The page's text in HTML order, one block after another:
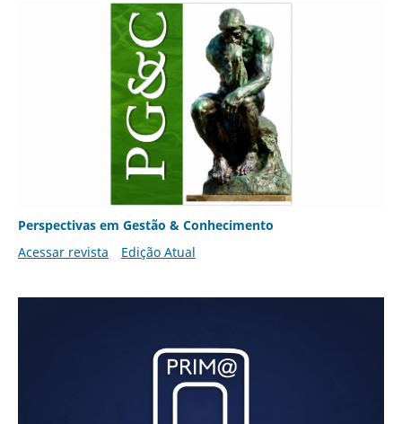
Perspectivas em Gestão & Conhecimento
Acessar revista
Edição Atual